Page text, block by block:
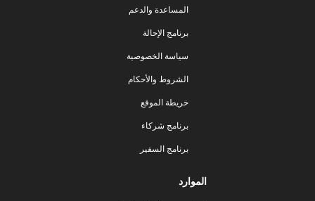
المساعدة والدعم
برنامج الإحالة
سياسة الخصوصية
الشروط والأحكام
خريطة الموقع
برنامج شركاء
برنامج السفير
الموارد